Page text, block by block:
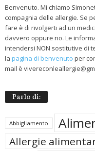
Benvenuto. Mi chiamo
compagnia delle allergie. Se
fare è di rivolgerti ad un
davvero oppure no. Le
intendersi NON sostitutive di
la pagina di benvenuto per
mail è
Parlo di:
Abbigliamento
Allergie